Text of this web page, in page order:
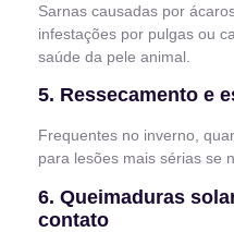
Sarnas causadas por
infestações por pulgas ou
saúde da pele animal.
5. Ressecamento e
Frequentes no inverno,
para lesões mais sérias se
6. Queimaduras
contato